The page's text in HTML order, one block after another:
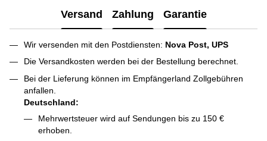
Versand Zahlung Garantie
Wir versenden mit den Postdiensten: Nova Post, UPS
Die Versandkosten werden bei der Bestellung berechnet.
Bei der Lieferung können im Empfängerland Zollgebühren
anfallen.
Deutschland:
Mehrwertsteuer wird auf Sendungen bis zu 150 €
erhoben.